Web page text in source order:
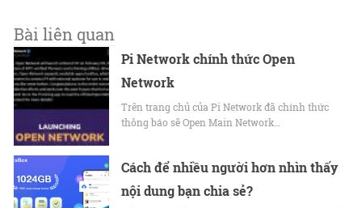
Bài liên quan
Pi Network chính thức Open
Network
Trên trang chủ của Pi Network đã chính thức
thông báo sẽ Open Main Network…
Cách để nhiều người hơn nhìn thấy
nội dung bạn chia sẻ?